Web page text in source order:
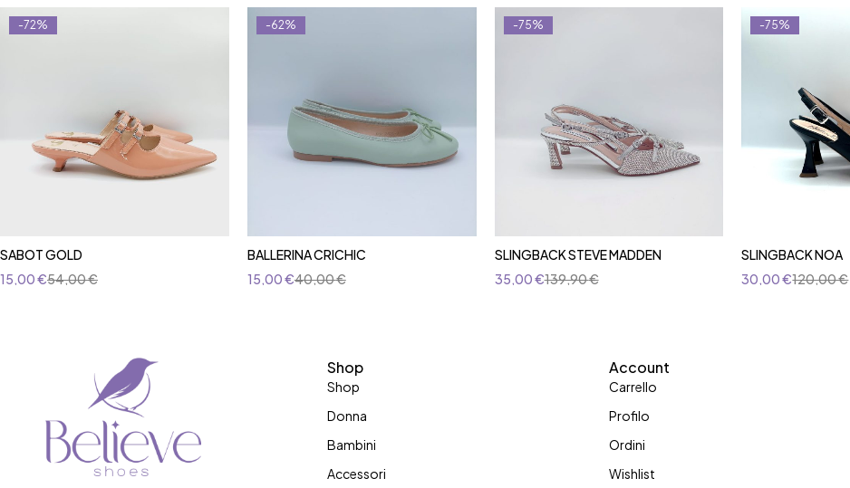
-72%
SABOT GOLD
54,00€
15,00€
-62%
BALLERINA CRICHIC
40,00€
15,00€
-75%
SLINGBACK STEVE MADDEN
139,90€
35,00€
-75%
SLINGBACK NOA
120,00€
30,00€
Shop
Shop
Donna
Bambini
Accessori
Account
Carrello
Profilo
Ordini
Wishlist